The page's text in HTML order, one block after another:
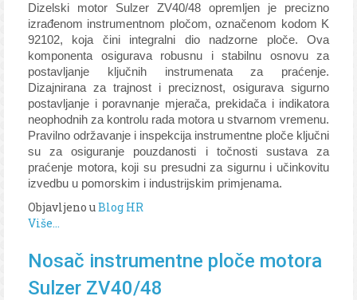
Dizelski motor Sulzer ZV40/48 opremljen je precizno
izrađenom instrumentnom pločom, označenom kodom K
92102, koja čini integralni dio nadzorne ploče. Ova
komponenta osigurava robusnu i stabilnu osnovu za
postavljanje ključnih instrumenata za praćenje.
Dizajnirana za trajnost i preciznost, osigurava sigurno
postavljanje i poravnanje mjerača, prekidača i indikatora
neophodnih za kontrolu rada motora u stvarnom vremenu.
Pravilno održavanje i inspekcija instrumentne ploče ključni
su za osiguranje pouzdanosti i točnosti sustava za
praćenje motora, koji su presudni za sigurnu i učinkovitu
izvedbu u pomorskim i industrijskim primjenama.
Objavljeno uBlog HR
Više...
Nosač instrumentne ploče motora
Sulzer ZV40/48